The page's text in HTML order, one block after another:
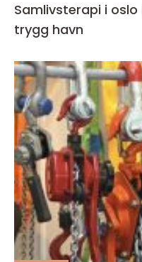
Samlivsterapi i oslo når forholdet trenger en
trygg havn